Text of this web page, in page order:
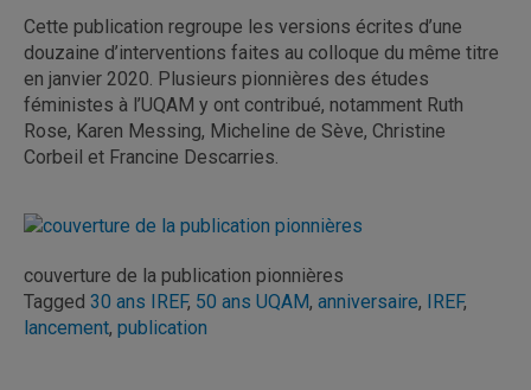
Cette publication regroupe les versions écrites d’une
douzaine d’interventions faites au colloque du même titre
en janvier 2020. Plusieurs pionnières des études
féministes à l’UQAM y ont contribué, notamment Ruth
Rose, Karen Messing, Micheline de Sève, Christine
Corbeil et Francine Descarries.
couverture de la publication pionnières
Tagged 30 ans IREF, 50 ans UQAM, anniversaire, IREF,
lancement, publication